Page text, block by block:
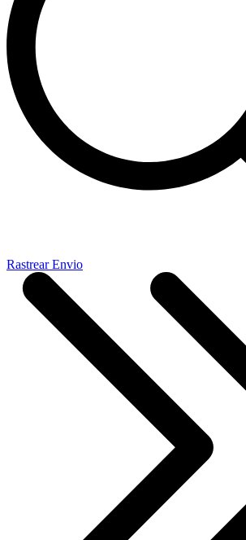
Rastrear Envio